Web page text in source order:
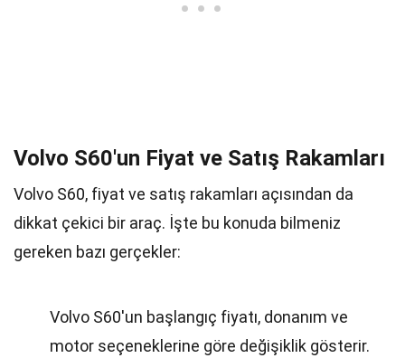
Volvo S60'un Fiyat ve Satış Rakamları
Volvo S60, fiyat ve satış rakamları açısından da
dikkat çekici bir araç. İşte bu konuda bilmeniz
gereken bazı gerçekler:
Volvo S60'un başlangıç fiyatı, donanım ve
motor seçeneklerine göre değişiklik gösterir.